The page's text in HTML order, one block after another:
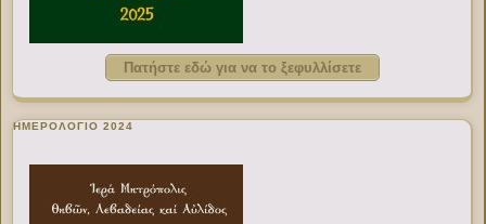
Πατήστε εδώ για να το ξεφυλλίσετε
ΗΜΕΡΟΛΟΓΙΟ 2024